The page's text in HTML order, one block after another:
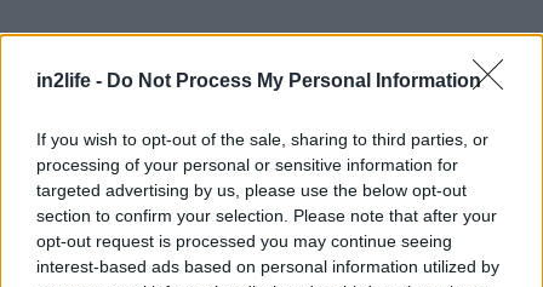
in2life - Do Not Process My Personal Information
If you wish to opt-out of the sale, sharing to third parties, or
processing of your personal or sensitive information for
targeted advertising by us, please use the below opt-out
section to confirm your selection. Please note that after your
opt-out request is processed you may continue seeing
interest-based ads based on personal information utilized by